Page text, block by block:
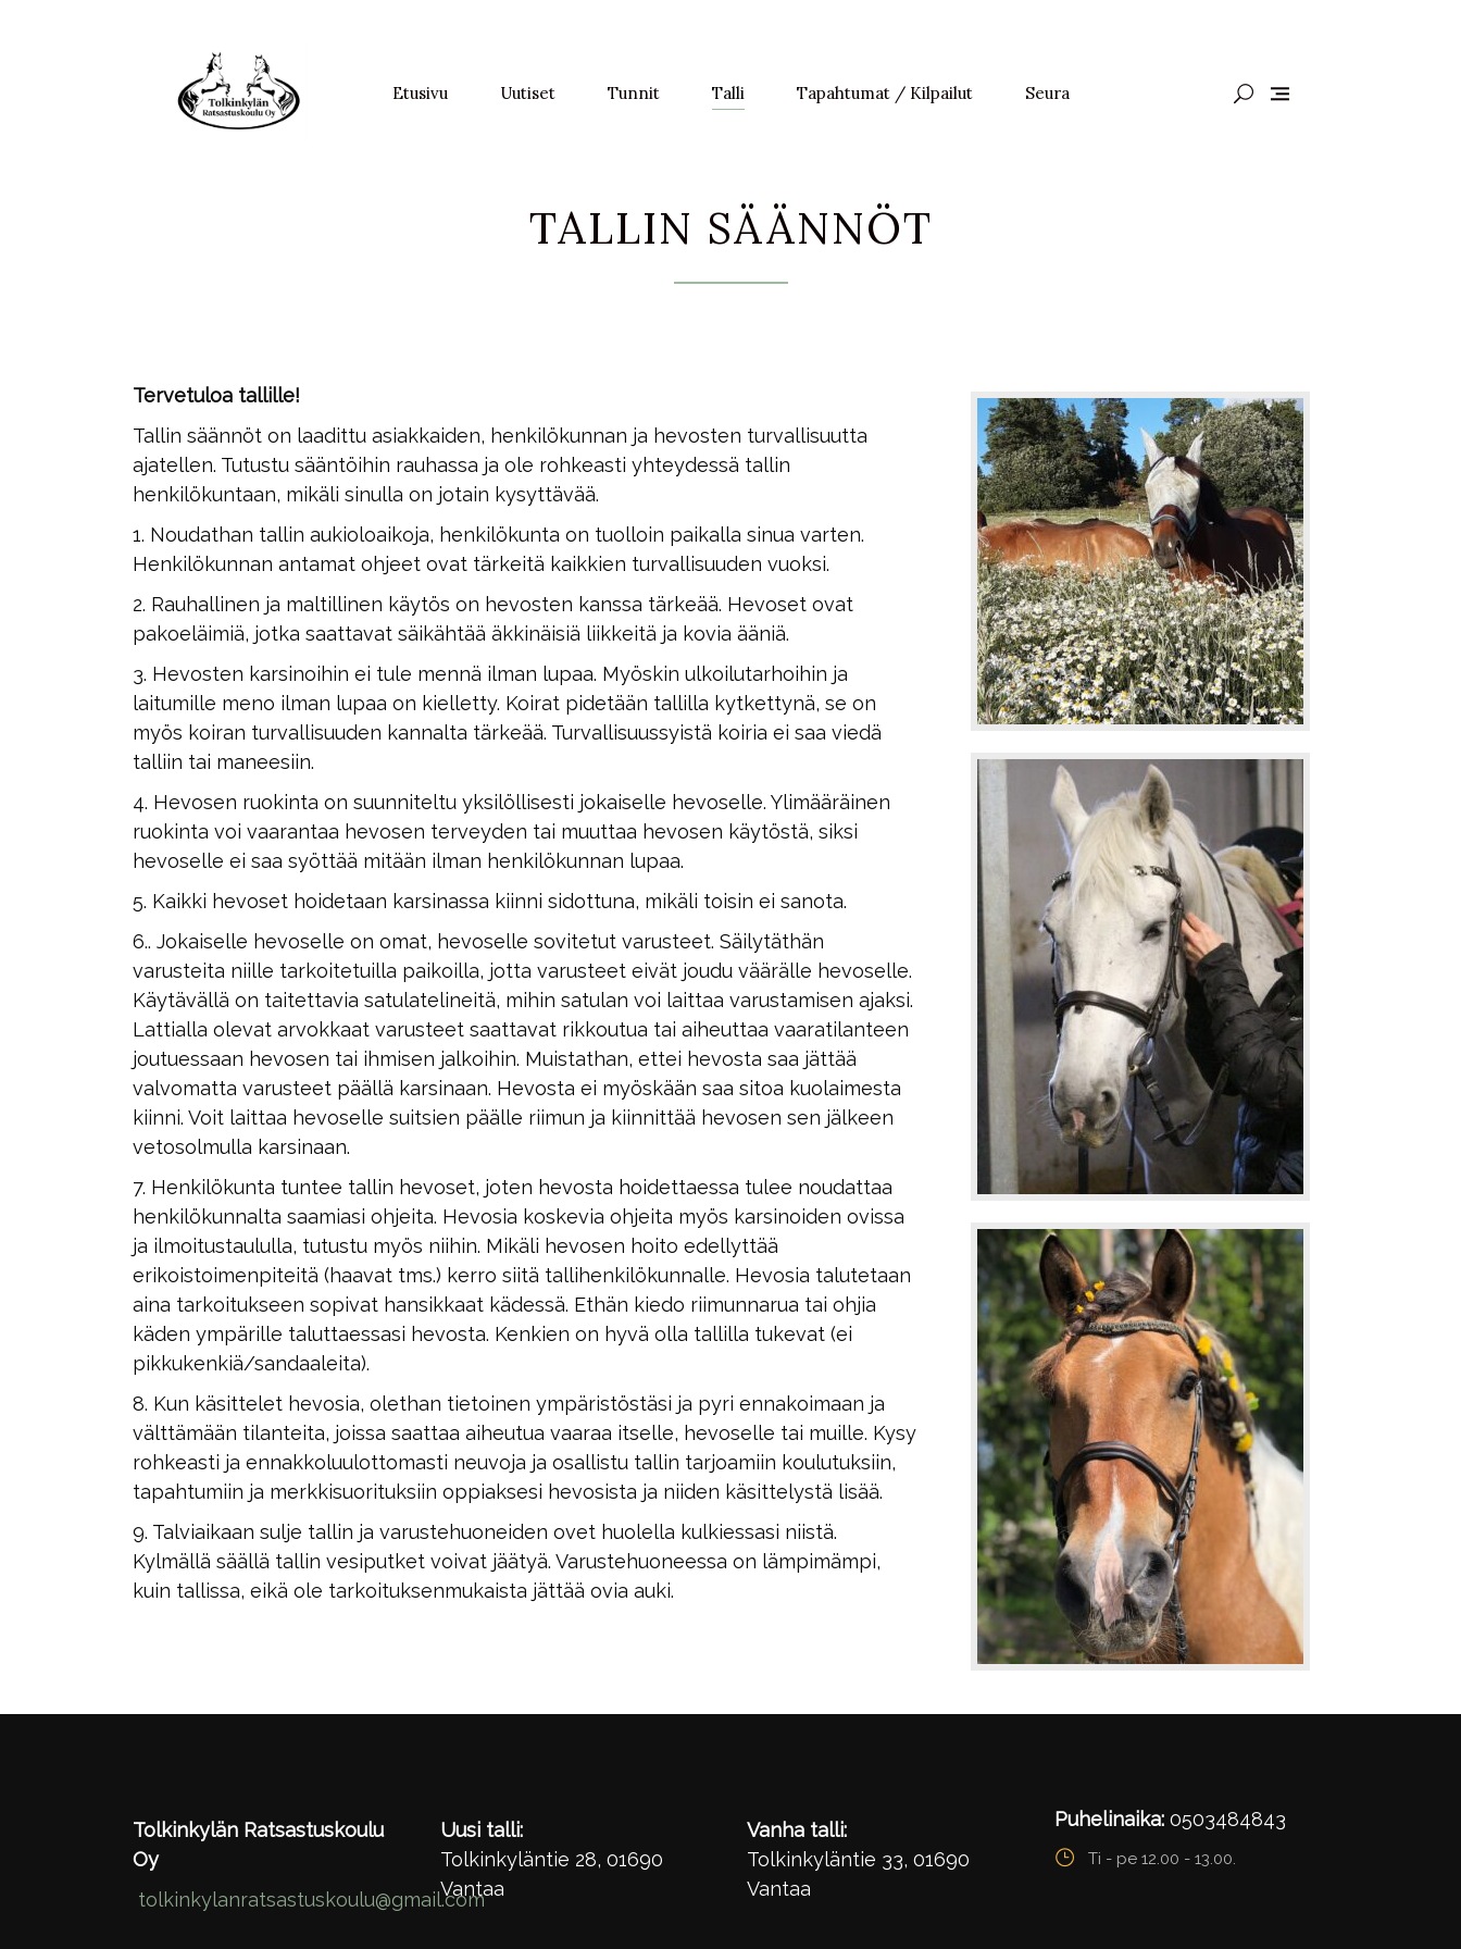
Etusivu Uutiset Tunnit Talli Tapahtumat / Kilpailut Seura
TALLIN SÄÄNNÖT
Tervetuloa tallille!
Tallin säännöt on laadittu asiakkaiden, henkilökunnan ja hevosten turvallisuutta
ajatellen. Tutustu sääntöihin rauhassa ja ole rohkeasti yhteydessä tallin
henkilökuntaan, mikäli sinulla on jotain kysyttävää.
1. Noudathan tallin aukioloaikoja, henkilökunta on tuolloin paikalla sinua varten.
Henkilökunnan antamat ohjeet ovat tärkeitä kaikkien turvallisuuden vuoksi.
2. Rauhallinen ja maltillinen käytös on hevosten kanssa tärkeää. Hevoset ovat
pakoeläimiä, jotka saattavat säikähtää äkkinäisiä liikkeitä ja kovia ääniä.
3. Hevosten karsinoihin ei tule mennä ilman lupaa. Myöskin ulkoilutarhoihin ja
laitumille meno ilman lupaa on kielletty. Koirat pidetään tallilla kytkettynä, se on
myös koiran turvallisuuden kannalta tärkeää. Turvallisuussyistä koiria ei saa viedä
talliin tai maneesiin.
4. Hevosen ruokinta on suunniteltu yksilöllisesti jokaiselle hevoselle. Ylimääräinen
ruokinta voi vaarantaa hevosen terveyden tai muuttaa hevosen käytöstä, siksi
hevoselle ei saa syöttää mitään ilman henkilökunnan lupaa.
5. Kaikki hevoset hoidetaan karsinassa kiinni sidottuna, mikäli toisin ei sanota.
6.. Jokaiselle hevoselle on omat, hevoselle sovitetut varusteet. Säilytäthän
varusteita niille tarkoitetuilla paikoilla, jotta varusteet eivät joudu väärälle hevoselle.
Käytävällä on taitettavia satulatelineitä, mihin satulan voi laittaa varustamisen ajaksi.
Lattialla olevat arvokkaat varusteet saattavat rikkoutua tai aiheuttaa vaaratilanteen
joutuessaan hevosen tai ihmisen jalkoihin. Muistathan, ettei hevosta saa jättää
valvomatta varusteet päällä karsinaan. Hevosta ei myöskään saa sitoa kuolaimesta
kiinni. Voit laittaa hevoselle suitsien päälle riimun ja kiinnittää hevosen sen jälkeen
vetosolmulla karsinaan.
7. Henkilökunta tuntee tallin hevoset, joten hevosta hoidettaessa tulee noudattaa
henkilökunnalta saamiasi ohjeita. Hevosia koskevia ohjeita myös karsinoiden ovissa
ja ilmoitustaululla, tutustu myös niihin. Mikäli hevosen hoito edellyttää
erikoistoimenpiteitä (haavat tms.) kerro siitä tallihenkilökunnalle. Hevosia talutetaan
aina tarkoitukseen sopivat hansikkaat kädessä. Ethän kiedo riimunnarua tai ohjia
käden ympärille taluttaessasi hevosta. Kenkien on hyvä olla tallilla tukevat (ei
pikkukenkiä/sandaaleita).
8. Kun käsittelet hevosia, olethan tietoinen ympäristöstäsi ja pyri ennakoimaan ja
välttämään tilanteita, joissa saattaa aiheutua vaaraa itselle, hevoselle tai muille. Kysy
rohkeasti ja ennakkoluulottomasti neuvoja ja osallistu tallin tarjoamiin koulutuksiin,
tapahtumiin ja merkkisuorituksiin oppiaksesi hevosista ja niiden käsittelystä lisää.
9. Talviaikaan sulje tallin ja varustehuoneiden ovet huolella kulkiessasi niistä.
Kylmällä säällä tallin vesiputket voivat jäätyä. Varustehuoneessa on lämpimämpi,
kuin tallissa, eikä ole tarkoituksenmukaista jättää ovia auki.
Tolkinkylän Ratsastuskoulu
Oy
tolkinkylanratsastuskoulu@gmail.com
Uusi talli:
Tolkinkyläntie 28, 01690
Vantaa
Vanha talli:
Tolkinkyläntie 33, 01690
Vantaa
Puhelinaika:0503484843
Ti - pe 12.00 - 13.00.